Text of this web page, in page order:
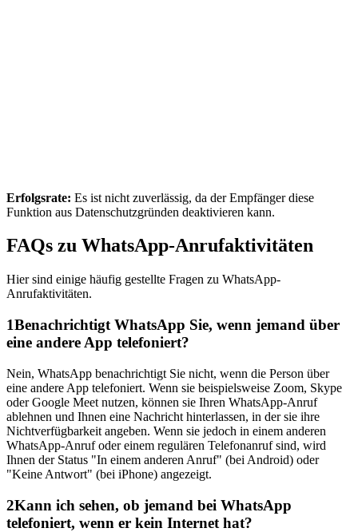
Erfolgsrate: Es ist nicht zuverlässig, da der Empfänger diese
Funktion aus Datenschutzgründen deaktivieren kann.
FAQs zu WhatsApp-Anrufaktivitäten
Hier sind einige häufig gestellte Fragen zu WhatsApp-
Anrufaktivitäten.
1Benachrichtigt WhatsApp Sie, wenn jemand über
eine andere App telefoniert?
Nein, WhatsApp benachrichtigt Sie nicht, wenn die Person über
eine andere App telefoniert. Wenn sie beispielsweise Zoom, Skype
oder Google Meet nutzen, können sie Ihren WhatsApp-Anruf
ablehnen und Ihnen eine Nachricht hinterlassen, in der sie ihre
Nichtverfügbarkeit angeben. Wenn sie jedoch in einem anderen
WhatsApp-Anruf oder einem regulären Telefonanruf sind, wird
Ihnen der Status "In einem anderen Anruf" (bei Android) oder
"Keine Antwort" (bei iPhone) angezeigt.
2Kann ich sehen, ob jemand bei WhatsApp
telefoniert, wenn er kein Internet hat?